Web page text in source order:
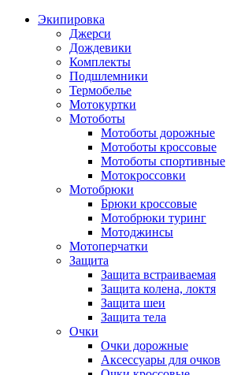
Экипировка
Джерси
Дождевики
Комплекты
Подшлемники
Термобелье
Мотокуртки
Мотоботы
Мотоботы дорожные
Мотоботы кроссовые
Мотоботы спортивные
Мотокроссовки
Мотобрюки
Брюки кроссовые
Мотобрюки туринг
Мотоджинсы
Мотоперчатки
Защита
Защита встраиваемая
Защита колена, локтя
Защита шеи
Защита тела
Очки
Очки дорожные
Аксессуары для очков